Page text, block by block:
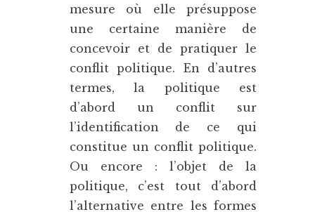
mesure où elle présuppose
une certaine manière de
concevoir et de pratiquer le
conflit politique. En d’autres
termes, la politique est
d’abord un conflit sur
l’identification de ce qui
constitue un conflit politique.
Ou encore : l’objet de la
politique, c’est tout d’abord
l’alternative entre les formes